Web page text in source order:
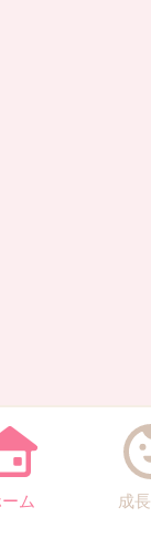
ム 成